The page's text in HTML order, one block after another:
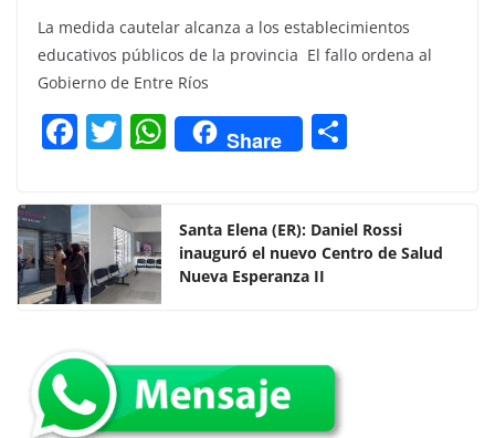
La medida cautelar alcanza a los establecimientos
educativos públicos de la provincia El fallo ordena al
Gobierno de Entre Ríos
F
c
e
b
o
o
k
T
itt
er
W
h
s
A
Share
p
ar
Santa Elena (ER): Daniel Rossi
inauguró el nuevo Centro de Salud
Nueva Esperanza II